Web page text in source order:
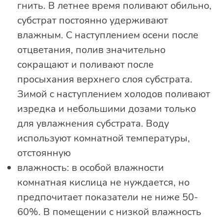
гнить. В летнее время поливают обильно,
субстрат постоянно удерживают
влажным. С наступлением осени после
отцветания, полив значительно
сокращают и поливают после
просыхания верхнего слоя субстрата.
Зимой с наступлением холодов поливают
изредка и небольшими дозами только
для увлажнения субстрата. Воду
используют комнатной температуры,
отстоянную
влажность: в особой влажности
комнатная кислица не нуждается, но
предпочитает показатели не ниже 50-
60%. В помещении с низкой влажность